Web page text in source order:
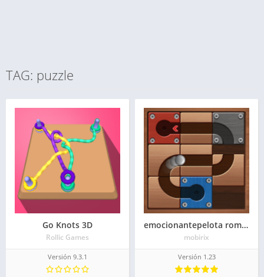
TAG: puzzle
Go Knots 3D
Rollic Games
Versión 9.3.1
emocionantepelota rompecabezas
mobirix
Versión 1.23